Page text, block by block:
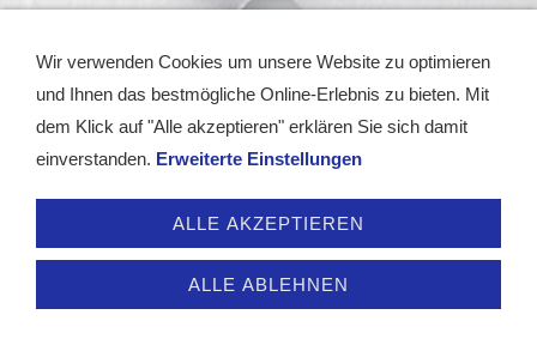
GUHDO 2301 FWF
Wir verwenden Cookies um unsere Website zu optimieren
und Ihnen das bestmögliche Online-Erlebnis zu bieten. Mit
dem Klick auf "Alle akzeptieren" erklären Sie sich damit
einverstanden. Erweiterte Einstellungen
ALLE AKZEPTIEREN
ALLE ABLEHNEN